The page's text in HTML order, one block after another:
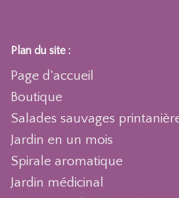
Plan du site :
Page d'accueil
Boutique
Salades sauvages
Jardin en un mois
Spirale aromatique
Jardin médicinal